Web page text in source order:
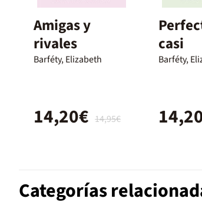
Amigas y
rivales
Barféty, Elizabeth
14,95€
14,20€
casi
Barféty,
Categorías